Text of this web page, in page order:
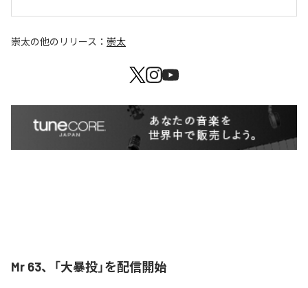
崇太の他のリリース： 崇太
Mr 63、「大暴投」を配信開始